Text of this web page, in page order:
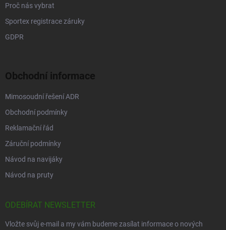
Proč nás vybrat
Sportex registrace záruky
GDPR
Obchodní informace
Mimosoudní řešení ADR
Obchodní podmínky
Reklamační řád
Záruční podmínky
Návod na navijáky
Návod na pruty
ODEBÍRAT NEWSLETTER
Vložte svůj e-mail a my vám budeme zasílat informace o nových